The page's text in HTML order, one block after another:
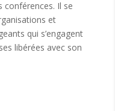
conférences. Il se
et
qui s’engagent
libérées avec son